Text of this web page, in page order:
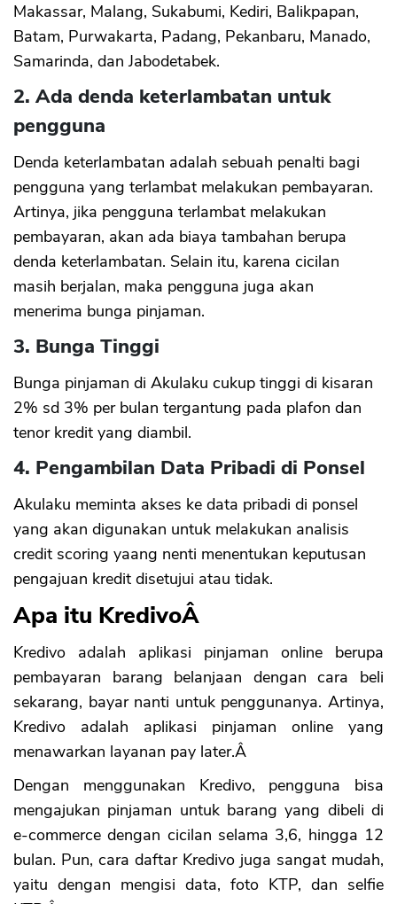
Makassar, Malang, Sukabumi, Kediri, Balikpapan,
Batam, Purwakarta, Padang, Pekanbaru, Manado,
Samarinda, dan Jabodetabek.
2. Ada denda keterlambatan untuk
pengguna
Denda keterlambatan adalah sebuah penalti bagi
pengguna yang terlambat melakukan pembayaran.
Artinya, jika pengguna terlambat melakukan
pembayaran, akan ada biaya tambahan berupa
denda keterlambatan. Selain itu, karena cicilan
masih berjalan, maka pengguna juga akan
menerima bunga pinjaman.
3. Bunga Tinggi
Bunga pinjaman di Akulaku cukup tinggi di kisaran
2% sd 3% per bulan tergantung pada plafon dan
tenor kredit yang diambil.
4. Pengambilan Data Pribadi di Ponsel
Akulaku meminta akses ke data pribadi di ponsel
yang akan digunakan untuk melakukan analisis
credit scoring yaang nenti menentukan keputusan
pengajuan kredit disetujui atau tidak.
Apa itu KredivoÂ
Kredivo adalah aplikasi pinjaman online berupa
pembayaran barang belanjaan dengan cara beli
sekarang, bayar nanti untuk penggunanya. Artinya,
Kredivo adalah aplikasi pinjaman online yang
menawarkan layanan pay later.Â
Dengan menggunakan Kredivo, pengguna bisa
mengajukan pinjaman untuk barang yang dibeli di
e-commerce dengan cicilan selama 3,6, hingga 12
bulan. Pun, cara daftar Kredivo juga sangat mudah,
yaitu dengan mengisi data, foto KTP, dan selfie